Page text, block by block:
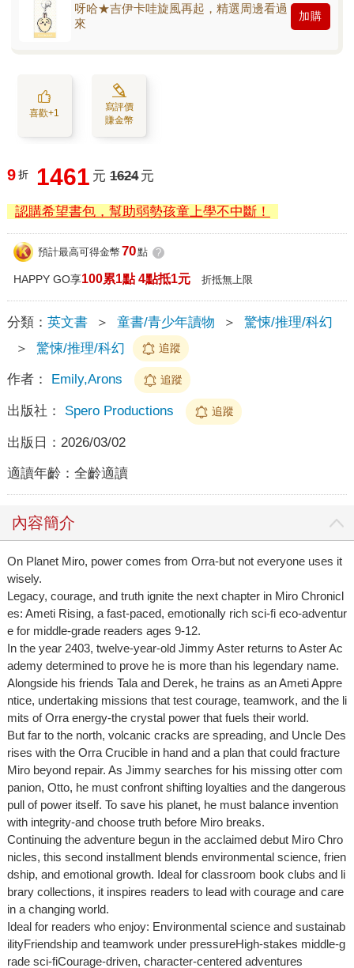
呀哈★吉伊卡哇旋風再起，精選周邊看過
來
加購
喜歡+1
寫評價
賺金幣
9 折 1461 元 1624 元
認購希望書包，幫助弱勢孩童上學不中斷！
預計最高可得金幣 70點 ?
HAPPY GO享100累1點 4點抵1元 折抵無上限
分類： 英文書 ＞ 童書/青少年讀物 ＞
驚悚/推理/科幻
＞
驚悚/推理/科幻 追蹤
作者： Emily,Arons 追蹤
出版社： Spero Productions 追蹤
出版日： 2026/03/02
適讀年齡： 全齡適讀
內容簡介
On Planet Miro, power comes from Orra-but not everyone uses it
wisely.
Legacy, courage, and truth ignite the next chapter in Miro Chronicl
es: Ameti Rising, a fast-paced, emotionally rich sci-fi eco-adventur
e for middle-grade readers ages 9-12.
In the year 2403, twelve-year-old Jimmy Aster returns to Aster Ac
ademy determined to prove he is more than his legendary name.
Alongside his friends Tala and Derek, he trains as an Ameti Appre
ntice, undertaking missions that test courage, teamwork, and the li
mits of Orra energy-the crystal power that fuels their world.
But far to the north, volcanic cracks are spreading, and Uncle Des
rises with the Orra Crucible in hand and a plan that could fracture
Miro beyond repair. As Jimmy searches for his missing otter com
panion, Otto, he must confront shifting loyalties and the dangerous
pull of power itself. To save his planet, he must balance invention
with integrity-and choose truth before Miro breaks.
Continuing the adventure begun in the acclaimed debut Miro Chro
nicles, this second installment blends environmental science, frien
dship, and emotional growth. Ideal for classroom book clubs and li
brary collections, it inspires readers to lead with courage and care
in a changing world.
Ideal for readers who enjoy: Environmental science and sustainab
ilityFriendship and teamwork under pressureHigh-stakes middle-g
rade sci-fiCourage-driven, character-centered adventures